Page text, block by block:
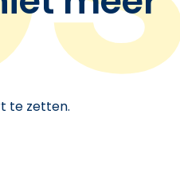
te zetten.